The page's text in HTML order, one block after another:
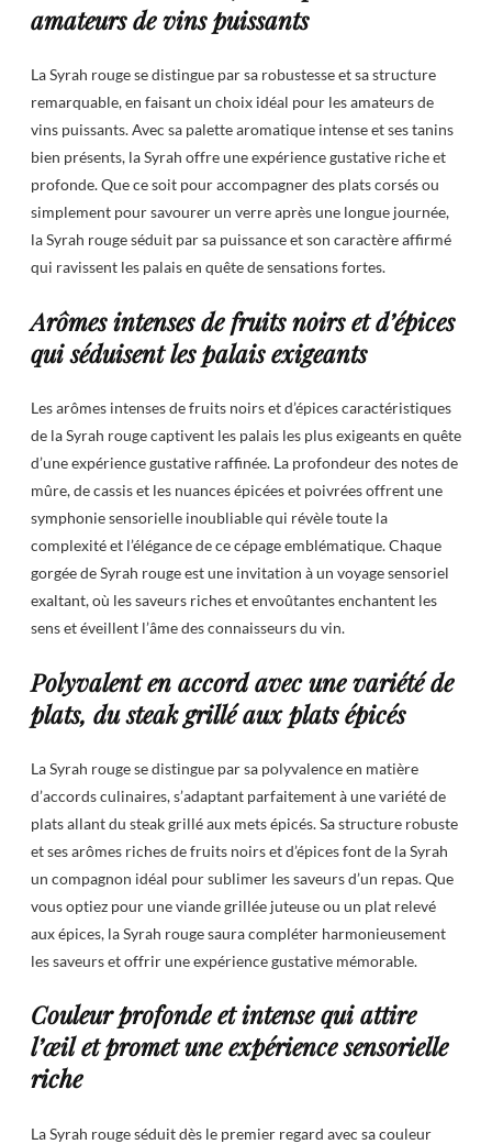
amateurs de vins puissants
La Syrah rouge se distingue par sa robustesse et sa structure
remarquable, en faisant un choix idéal pour les amateurs de
vins puissants. Avec sa palette aromatique intense et ses tanins
bien présents, la Syrah offre une expérience gustative riche et
profonde. Que ce soit pour accompagner des plats corsés ou
simplement pour savourer un verre après une longue journée,
la Syrah rouge séduit par sa puissance et son caractère affirmé
qui ravissent les palais en quête de sensations fortes.
Arômes intenses de fruits noirs et d’épices
qui séduisent les palais exigeants
Les arômes intenses de fruits noirs et d’épices caractéristiques
de la Syrah rouge captivent les palais les plus exigeants en quête
d’une expérience gustative raffinée. La profondeur des notes de
mûre, de cassis et les nuances épicées et poivrées offrent une
symphonie sensorielle inoubliable qui révèle toute la
complexité et l’élégance de ce cépage emblématique. Chaque
gorgée de Syrah rouge est une invitation à un voyage sensoriel
exaltant, où les saveurs riches et envoûtantes enchantent les
sens et éveillent l’âme des connaisseurs du vin.
Polyvalent en accord avec une variété de
plats, du steak grillé aux plats épicés
La Syrah rouge se distingue par sa polyvalence en matière
d’accords culinaires, s’adaptant parfaitement à une variété de
plats allant du steak grillé aux mets épicés. Sa structure robuste
et ses arômes riches de fruits noirs et d’épices font de la Syrah
un compagnon idéal pour sublimer les saveurs d’un repas. Que
vous optiez pour une viande grillée juteuse ou un plat relevé
aux épices, la Syrah rouge saura compléter harmonieusement
les saveurs et offrir une expérience gustative mémorable.
Couleur profonde et intense qui attire
l’œil et promet une expérience sensorielle
riche
La Syrah rouge séduit dès le premier regard avec sa couleur